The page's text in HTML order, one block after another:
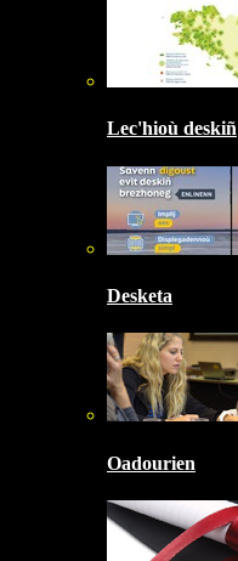
Lec'hioù deskiñ
Desketa
Oadourien